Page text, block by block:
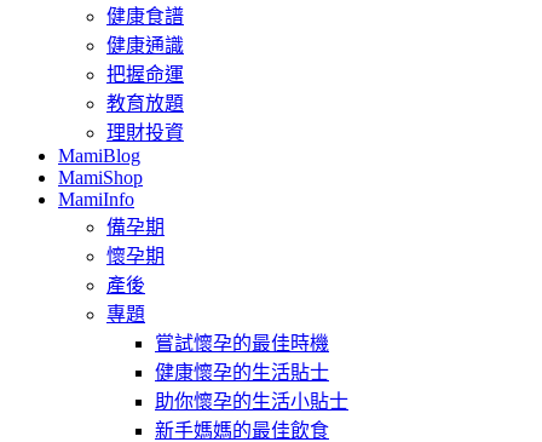
健康食譜
健康通識
把握命運
教育放題
理財投資
MamiBlog
MamiShop
MamiInfo
備孕期
懷孕期
產後
專題
嘗試懷孕的最佳時機
健康懷孕的生活貼士
助你懷孕的生活小貼士
新手媽媽的最佳飲食